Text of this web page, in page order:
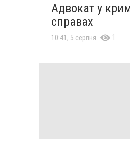
Адвокат у
справах
10:41, 5 серпня 1